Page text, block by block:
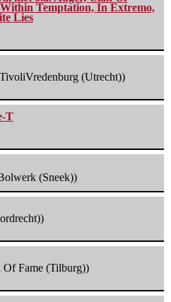
Temptation, In Extremo,
Lies
(Utrecht))
T
(Sneek))
Fame (Tilburg))